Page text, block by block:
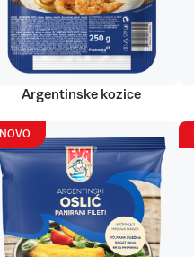
Argentinske kozice
NOVO